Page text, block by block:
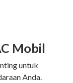
Mobil
untuk
Anda.